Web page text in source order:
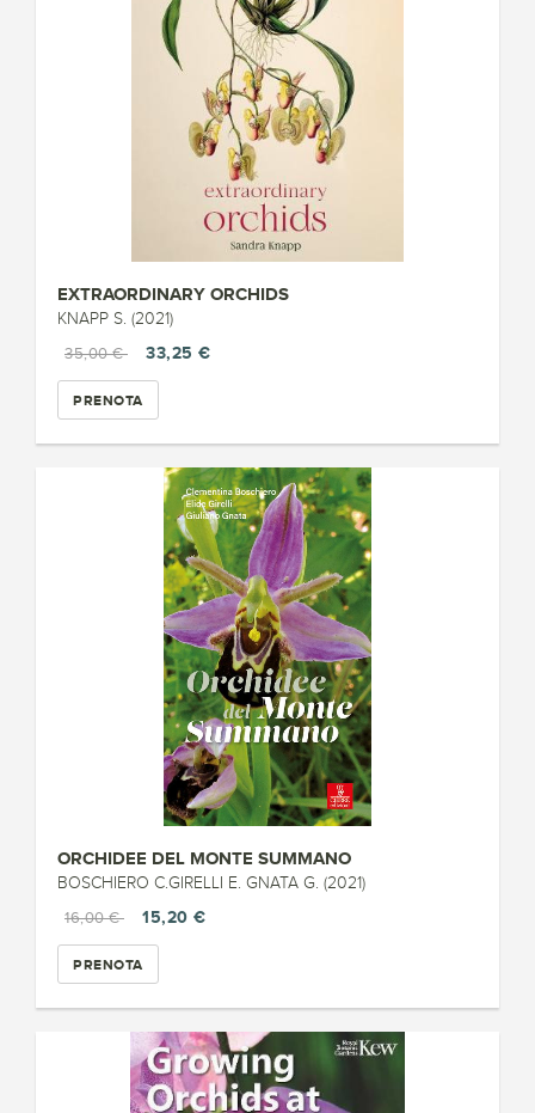
EXTRAORDINARY ORCHIDS
KNAPP S. (2021)
35,00 €
33,25 €
PRENOTA
ORCHIDEE DEL MONTE SUMMANO
BOSCHIERO C.GIRELLI E. GNATA G. (2021)
16,00 €
15,20 €
PRENOTA